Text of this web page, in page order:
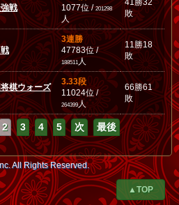
戦
1077位 /201298
人
41勝32
敗
3連勝
47783位 /
188511人
11勝18
敗
棋ウォーズ
3.33段
11024位 /
264399人
66勝61
敗
2 3 4 5 次 最後
All Rights Reserved.
▲TOP